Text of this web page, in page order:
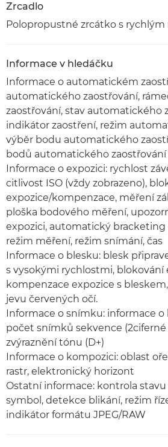
Zrcadlo
Polopropustné zrcátko s rychlým
Informace v hledáčku
Informace o automatickém
automatického zaostřování,
zaostřování, stav automatického
indikátor zaostření, režim
výběr bodu automatického
bodů automatického zaostřování
Informace o expozici: rychlost
citlivost ISO (vždy zobrazeno),
expozice/kompenzace, měření
ploška bodového měření,
expozici, automatický bracketing
režim měření, režim snímání, čas
Informace o blesku: blesk
s vysokými rychlostmi, blokování
kompenzace expozice s
jevu červených očí.
Informace o snímku: informace
počet snímků sekvence (2ciferné
zvýraznění tónu (D+)
Informace o kompozici: oblast
rastr, elektronický horizont
Ostatní informace: kontrola
symbol, detekce blikání, režim
indikátor formátu JPEG/RAW